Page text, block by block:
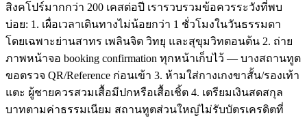
สิงคโปร์มากกว่า 200 เคสต่อปี เรารวบรวมข้อควรระวังที่พบ
บ่อย: 1. เผื่อเวลาเดินทางไม่น้อยกว่า 1 ชั่วโมงในวันธรรมดา
โดยเฉพาะย่านสาทร เพลินจิต วิทยุ และสุขุมวิทตอนต้น 2. ถ่าย
ภาพหน้าจอ booking confirmation ทุกหน้าเก็บไว้ — บางสถานทูต
ขอตรวจ QR/Reference ก่อนเข้า 3. ห้ามใส่กางเกงขาสั้น/รองเท้า
แตะ ผู้ชายควรสวมเสื้อมีปกหรือเสื้อเชิ้ต 4. เตรียมเงินสดสกุล
บาทตามค่าธรรมเนียม สถานทูตส่วนใหญ่ไม่รับบัตรเครดิตที่